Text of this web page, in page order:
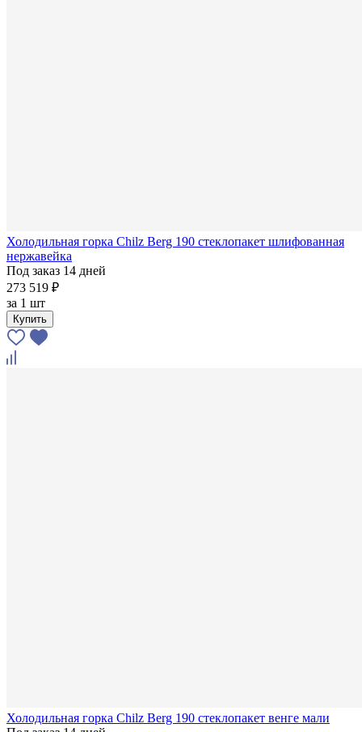
Холодильная горка Chilz Berg 190 стеклопакет шлифованная
нержавейка
Под заказ 14 дней
273 519 ₽
за 1 шт
Купить
Холодильная горка Chilz Berg 190 стеклопакет венге мали